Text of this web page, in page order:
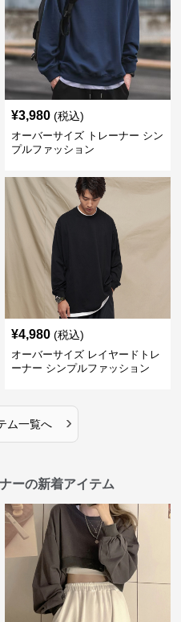
¥3,980 (税込)
オーバーサイズ トレーナー シン
プルファッション
¥4,980 (税込)
オーバーサイズ レイヤードトレ
ーナー シンプルファッション
ム一覧へ ›
ーの新着アイテム